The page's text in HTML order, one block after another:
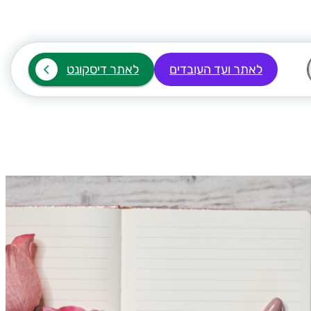
לאתר ועד העובדים לאתר דיסקונט